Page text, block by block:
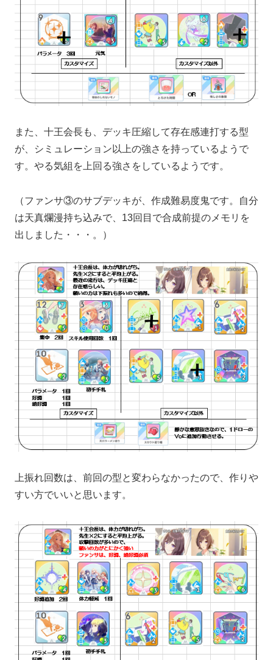
また、十王会長も、デッキ圧縮して存在感連打する型
が、シミュレーション以上の強さを持っているようで
す。やる気組を上回る強さをしているようです。
（ファンサ③のサブデッキが、作成難易度鬼です。自分
は天真爛漫持ち込みで、13回目で合成前提のメモリを
出しました・・・。）
上振れ回数は、前回の型と変わらなかったので、作りや
すい方でいいと思います。